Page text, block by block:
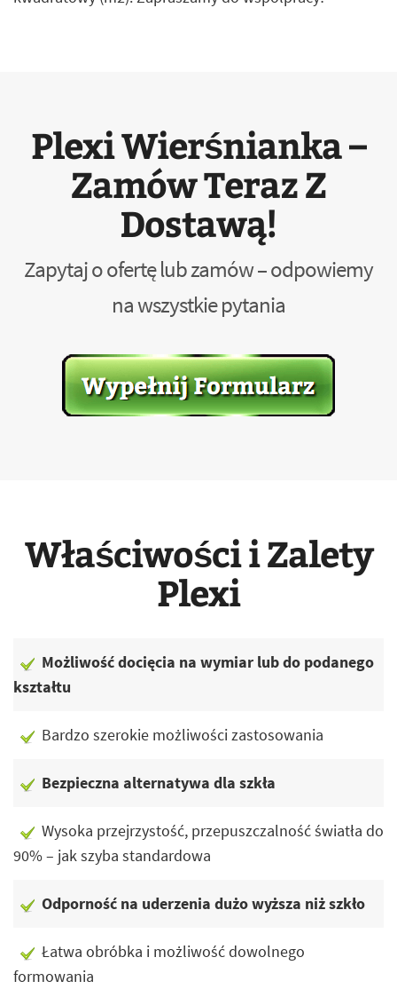
Plexi Wierśnianka –
Zamów Teraz Z
Dostawą!
Zapytaj o ofertę lub zamów – odpowiemy
na wszystkie pytania
Właściwości i Zalety
Plexi
Możliwość docięcia na wymiar lub do podanego
kształtu
Bardzo szerokie możliwości zastosowania
Bezpieczna alternatywa dla szkła
Wysoka przejrzystość, przepuszczalność światła do
90% – jak szyba standardowa
Odporność na uderzenia dużo wyższa niż szkło
Łatwa obróbka i możliwość dowolnego
formowania